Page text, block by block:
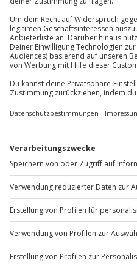
Du erreichst uns
außer an bundesweiten
Mo-Fr: 8-20 Uhr | Sa: 10-
Du möchtest als Firma
Mo-Fr: 9-17 Uhr
b2b@jochen-
www.b2b.jochen-
Artikelnummer: 45141